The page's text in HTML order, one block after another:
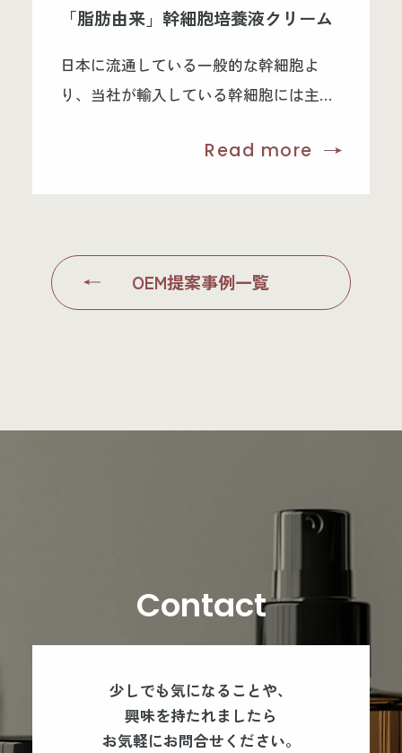
「脂肪由来」幹細胞培養液クリーム
日本に流通している一般的な幹細胞よ
り、当社が輸入している幹細胞には主成
コラーゲン)が多く含まれ、「フィブロネ
ースファクターも含有。また、ECM物質
(フィブロネクチン、コラーゲン)の生成
Read more
OEM提案事例一覧
Contact
少しでも気になることや、
興味を持たれましたら
お気軽にお問合せください。